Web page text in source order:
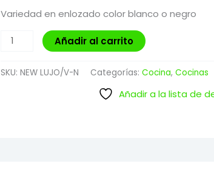
Variedad en enlozado color blanco o negro
Añadir al carrito
SKU: NEW LUJO/V-N Categorías: Cocina, Cocinas
Añadir a la lista de